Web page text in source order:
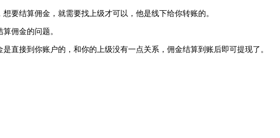
要结算佣金，就需要找上级才可以，他是线下给你转账的。
佣金的问题。
直接到你账户的，和你的上级没有一点关系，佣金结算到账后即可提现了。